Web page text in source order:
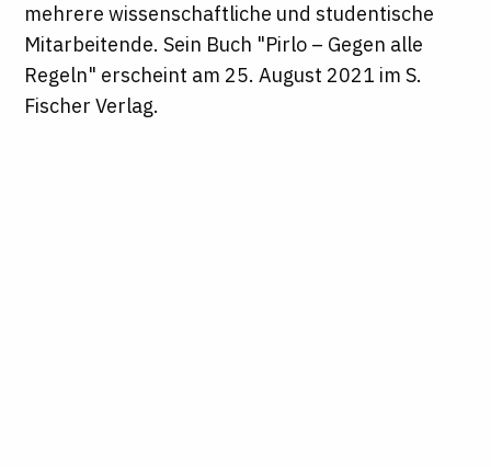
mehrere wissenschaftliche und studentische
Mitarbeitende. Sein Buch "Pirlo – Gegen alle
Regeln" erscheint am 25. August 2021 im S.
Fischer Verlag.